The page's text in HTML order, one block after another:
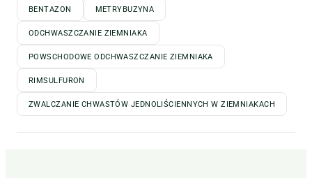
BENTAZON METRYBUZYNA
ODCHWASZCZANIE ZIEMNIAKA
POWSCHODOWE ODCHWASZCZANIE ZIEMNIAKA
RIMSULFURON
ZWALCZANIE CHWASTÓW JEDNOLIŚCIENNYCH W ZIEMNIAKACH